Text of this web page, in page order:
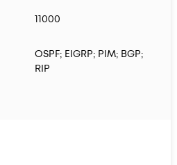
11000
OSPF; EIGRP; PIM; BGP;
RIP